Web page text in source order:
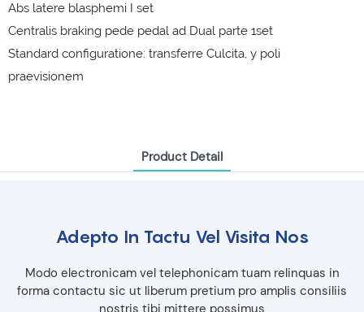
Abs latere blasphemi I set
Centralis braking pede pedal ad Dual parte 1set
Standard configuratione: transferre Culcita, y poli
praevisionem
Product Detail
Adepto In Tactu Vel Visita Nos
Modo electronicam vel telephonicam tuam relinquas in
forma contactu sic ut liberum pretium pro amplis consiliis